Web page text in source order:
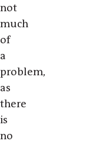
not
much
of
a
problem,
as
there
is
no